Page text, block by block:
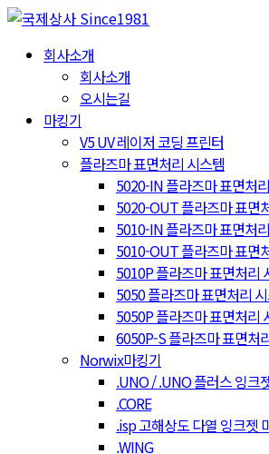
회사소개
회사소개
오시는길
마킹기
V5 UV 레이저 코딩 프린터
플라즈마 표면처리 시스템
5020-IN 플라즈마 표면처
5020-OUT 플라즈마 표면
5010-IN 플라즈마 표면처
5010-OUT 플라즈마 표면
5010P 플라즈마 표면처리
5050 플라즈마 표면처리
5050P 플라즈마 표면처리
6050P-S 플라즈마 표면처
Norwix마킹기
.UNO / .UNO 플러스 잉크
.CORE
.isp 고해상도 다열 잉크젯
.WING